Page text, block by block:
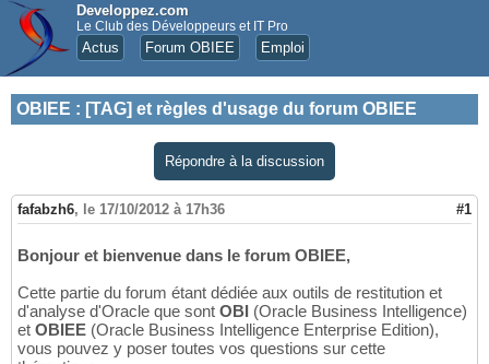
Developpez.com
Le Club des Développeurs et IT Pro
Actus Forum OBIEE Emploi
OBIEE : [TAG] et règles d'usage du forum OBIEE
Répondre à la discussion
fafabzh6, le 17/10/2012 à 17h36 #1
Bonjour et bienvenue dans le forum OBIEE,
Cette partie du forum étant dédiée aux outils de restitution et
d'analyse d'Oracle que sont OBI (Oracle Business Intelligence)
et OBIEE (Oracle Business Intelligence Enterprise Edition),
vous pouvez y poser toutes vos questions sur cette